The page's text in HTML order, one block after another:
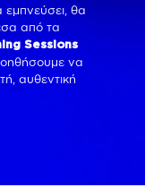
εμπνεύσει, θα
από τα
Sessions
να
αυθεντική